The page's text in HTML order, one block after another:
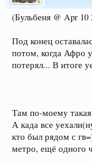
(Бульбеня @ Apr 10
Под конец
потом, когда Афро
потерял... В итоге
Там по-моему
А када все
кто был рядом с
метро, ещё одного